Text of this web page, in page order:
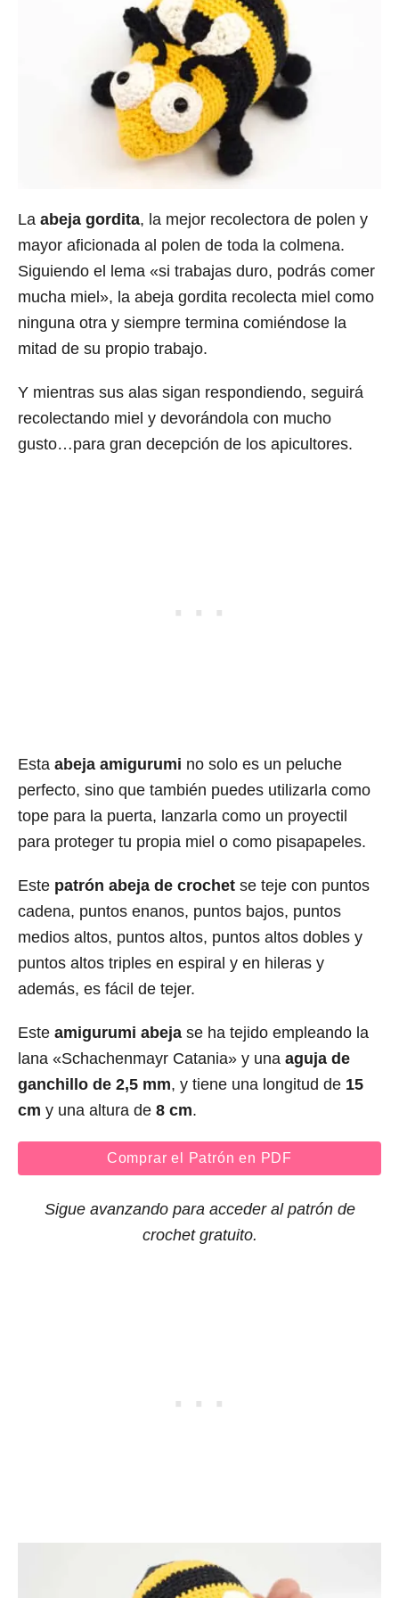
La abeja gordita, la mejor recolectora de polen y
mayor aficionada al polen de toda la colmena.
Siguiendo el lema «si trabajas duro, podrás comer
mucha miel», la abeja gordita recolecta miel como
ninguna otra y siempre termina comiéndose la
mitad de su propio trabajo.
Y mientras sus alas sigan respondiendo, seguirá
recolectando miel y devorándola con mucho
gusto…para gran decepción de los apicultores.
Esta abeja amigurumi no solo es un peluche
perfecto, sino que también puedes utilizarla como
tope para la puerta, lanzarla como un proyectil
para proteger tu propia miel o como pisapapeles.
Este patrón abeja de crochet se teje con puntos
cadena, puntos enanos, puntos bajos, puntos
medios altos, puntos altos, puntos altos dobles y
puntos altos triples en espiral y en hileras y
además, es fácil de tejer.
Este amigurumi abeja se ha tejido empleando la
lana «Schachenmayr Catania» y una aguja de
ganchillo de 2,5 mm, y tiene una longitud de 15
cm y una altura de 8 cm.
Comprar el Patrón en PDF
Sigue avanzando para acceder al patrón de
crochet gratuito.